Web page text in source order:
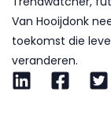
Van Hooijdonk
toekomst die
veranderen.